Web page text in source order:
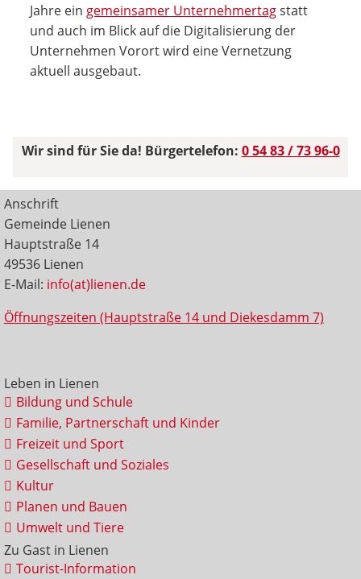
Jahre ein gemeinsamer Unternehmertagstatt
und auch im Blick auf die Digitalisierung der
Unternehmen Vorort wird eine Vernetzung
aktuell ausgebaut.
Wir sind für Sie da! Bürgertelefon: 0 54 83 / 73 96-0
Anschrift
Gemeinde Lienen
Hauptstraße 14
49536 Lienen
E-Mail: info(at)lienen.de
Öffnungszeiten (Hauptstraße 14 und Diekesdamm 7)
Leben in Lienen
Bildung und Schule
Familie, Partnerschaft und Kinder
Freizeit und Sport
Gesellschaft und Soziales
Kultur
Planen und Bauen
Umwelt und Tiere
Zu Gast in Lienen
Tourist-Information